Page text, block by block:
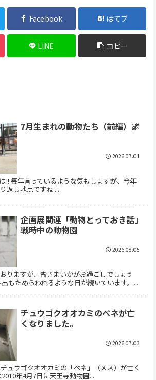
Facebook はてブ
LINE コピー
7月生まれの動物たち（前編）🌌
!! 毎年言っているような気もしますが、今年
返し地点ですね ...
2026.07.01
企画展関連「動物とっておき話」
戦時中の動物園
りますが、皆さまいかがお過ごしでしょう
もためらわれるような日が続いています。...
2026.08.05
チュウゴクオオカミのベネが亡
くなりました。
ュウゴクオオカミの「ベネ」（メス）が亡く
年4月7日に天王寺動物園...
2026.07.03